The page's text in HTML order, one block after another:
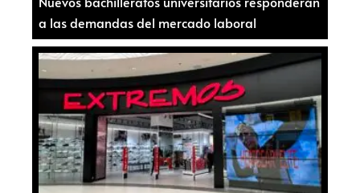
a las demandas del mercado laboral